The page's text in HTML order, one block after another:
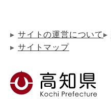
サイトの運営について
サイトマップ